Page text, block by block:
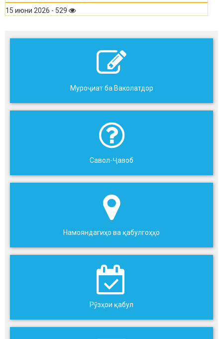
15 июни 2026 - 529
Муроҷиат ба Ваколатдор
Савол-Ҷавоб
Намояндагиҳо ва қабулгоҳҳо
Рӯзҳои қабул